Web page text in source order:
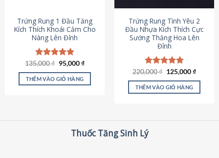
được
chọn
trên
trang
sản
phẩm
Trứng Rung 1 Đầu Tăng
Kích Thích Khoái Cảm Cho
Nàng Lên Đỉnh
Được xếp
hạng4.87
5 sao
135,000₫ Giá
gốc
là:
135,000 ₫.
95,000₫Giá
tại
THÊM VÀO GIỎ HÀNG
Trứng Rung Tình Yêu 2
Đầu Nhựa Kích Thích Cực
Sướng Thăng Hoa Lên
Đỉnh
Được xếp
hạng4.79
5 sao
220,000₫ Giá
là:
220,000 ₫.
125,000₫Giá
tại
THÊM VÀO GIỎ HÀNG
Thuốc Tăng Sinh Lý